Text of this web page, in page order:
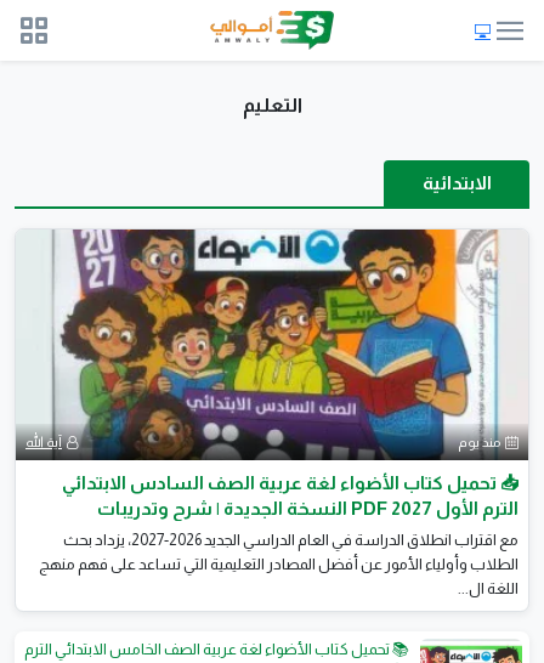
التعليم
الابتدائية
منذ يوم آية الله
📥 تحميل كتاب الأضواء لغة عربية الصف السادس الابتدائي
الترم الأول 2027 PDF النسخة الجديدة | شرح وتدريبات
ومراجعة شاملة
مع اقتراب انطلاق الدراسة في العام الدراسي الجديد 2026-2027، يزداد بحث
الطلاب وأولياء الأمور عن أفضل المصادر التعليمية التي تساعد على فهم منهج
اللغة ال...
📚 تحميل كتاب الأضواء لغة عربية الصف الخامس الابتدائي الترم